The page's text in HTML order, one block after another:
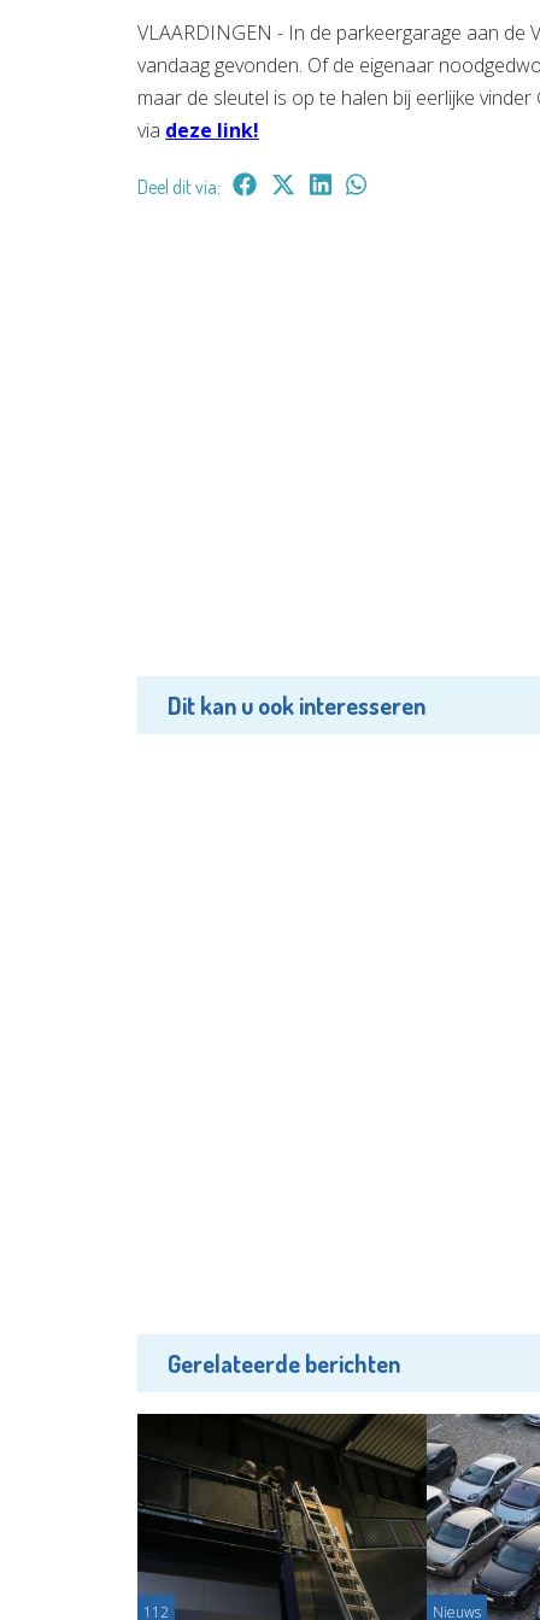
VLAARDINGEN - In de parkeergarage aan
vandaag gevonden. Of de eigenaar
maar de sleutel is op te halen bij eerlijke
via deze link!
Deel dit via:
Dit kan u ook interesseren
Gerelateerde berichten
112 Nieuws